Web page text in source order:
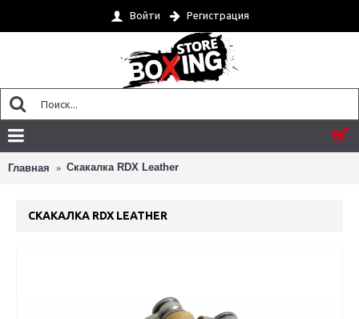
Войти Регистрация
Главная Скакалка RDX Leather
СКАКАЛКА RDX LEATHER